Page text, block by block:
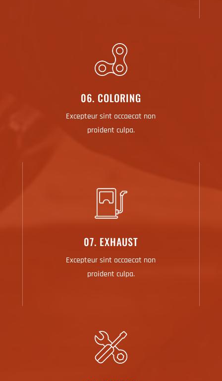
06. COLORING
Excepteur sint occaecat non
proident culpa.
07. EXHAUST
Excepteur sint occaecat non
proident culpa.